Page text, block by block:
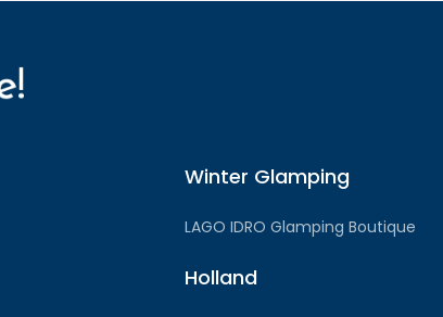
Winter Glamping
LAGO IDRO Glamping Boutique
Holland